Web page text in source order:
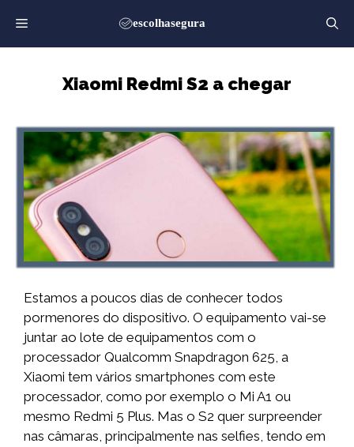
para
o
Xiaomi Redmi S2 a chegar
Estamos a poucos dias de conhecer todos
pormenores do dispositivo. O equipamento vai-se
juntar ao lote de equipamentos com o
processador Qualcomm Snapdragon 625, a
Xiaomi tem vários smartphones com este
processador, como por exemplo o Mi A1 ou
mesmo Redmi 5 Plus. Mas o S2 quer surpreender
nas câmaras, principalmente nas selfies, tendo em